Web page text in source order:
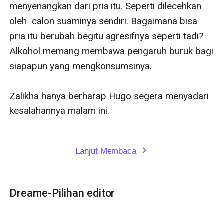
menyenangkan dari pria itu. Seperti dilecehkan
oleh  calon suaminya sendiri. Bagaimana bisa
pria itu berubah begitu agresifnya seperti tadi?
Alkohol memang membawa pengaruh buruk bagi
siapapun yang mengkonsumsinya.
Zalikha hanya berharap Hugo segera menyadari
kesalahannya malam ini.
Lanjut Membaca expand_more
Dreame-Pilihan editor